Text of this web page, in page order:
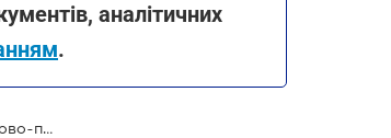
аналітичних
.
Новий проєкт підтримки бізнесу на базі регіональних торгово-промислових палат